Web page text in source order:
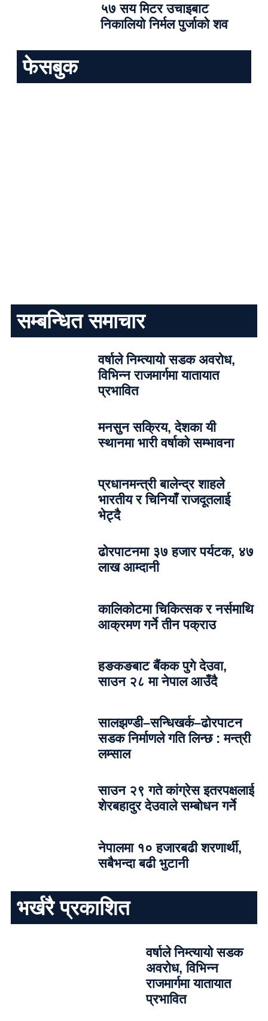
५७ सय मिटर उचाइबाट
निकालियो निर्मल पुर्जाको शव
फेसबुक
सम्बन्धित समाचार
वर्षाले निम्त्यायो सडक अवरोध,
विभिन्न राजमार्गमा यातायात
प्रभावित
मनसुन सक्रिय, देशका यी
स्थानमा भारी वर्षाको सम्भावना
प्रधानमन्त्री बालेन्द्र शाहले
भारतीय र चिनियाँ राजदूतलाई
भेट्दै
ढोरपाटनमा ३७ हजार पर्यटक, ४७
लाख आम्दानी
कालिकोटमा चिकित्सक र नर्समाथि
आक्रमण गर्ने तीन पक्राउ
हङकङबाट बैंकक पुगे देउवा,
साउन २८ मा नेपाल आउँदै
सालझण्डी–सन्धिखर्क–ढोरपाटन
सडक निर्माणले गति लिन्छ : मन्त्री
लम्साल
साउन २९ गते कांग्रेस इतरपक्षलाई
शेरबहादुर देउवाले सम्बोधन गर्ने
नेपालमा १० हजारबढी शरणार्थी,
सबैभन्दा बढी भुटानी
भर्खरै प्रकाशित
वर्षाले निम्त्यायो सडक
अवरोध, विभिन्न
राजमार्गमा यातायात
प्रभावित